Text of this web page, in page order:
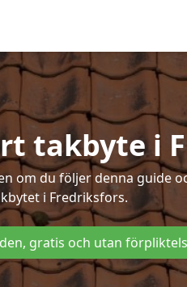
takbyte i
om du följer denna guide
i Fredriksfors.
gratis och utan